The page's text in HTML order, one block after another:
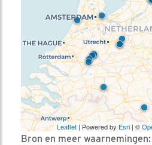
Leaflet| Powered by Esri | ©
Bron en meer waarnemingen: